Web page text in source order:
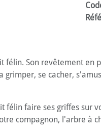
félin. Son revêtement en
se cacher,
faire ses griffes sur
compagnon, l'arbre à